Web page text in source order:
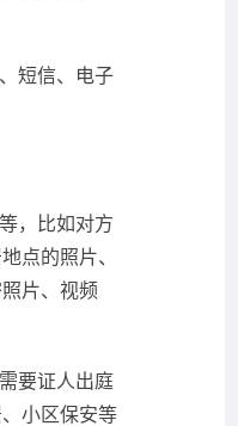
短信、电子
，比如对方
点的照片、
片、视频
要证人出庭
小区保安等